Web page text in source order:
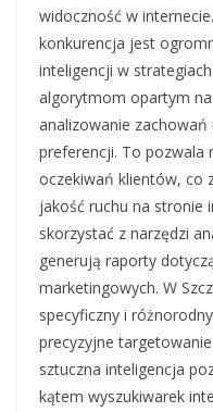
widoczność w
konkurencja jest
inteligencji w
algorytmom opartym
analizowanie
preferencji. To pozwala
oczekiwań klientów, co
jakość ruchu na stronie
skorzystać z narzędzi
generują raporty
marketingowych. W
specyficzny i
precyzyjne
sztuczna inteligencja
kątem wyszukiwarek